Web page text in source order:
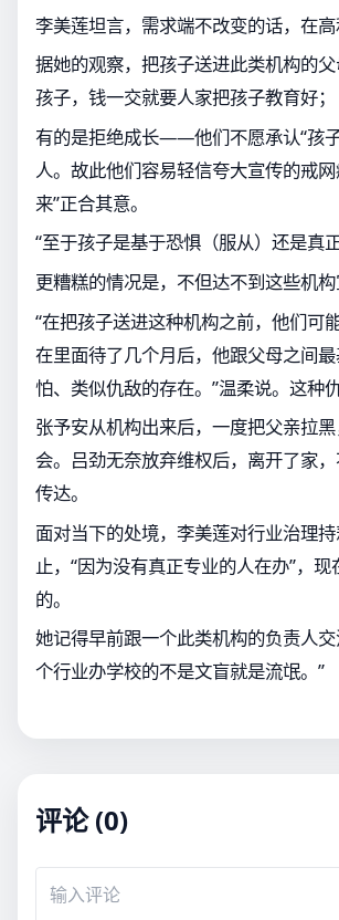
李美莲坦言，需求端不改变的话，在
据她的观察，把孩子送进此类机构的
孩子，钱一交就要人家把孩子教育好；
有的是拒绝成长——他们不愿承认“孩
人。故此他们容易轻信夸大宣传的戒
来”正合其意。
“至于孩子是基于恐惧（服从）还是真
更糟糕的情况是，不但达不到这些机
“在把孩子送进这种机构之前，他们可
在里面待了几个月后，他跟父母之间
怕、类似仇敌的存在。”温柔说。这种
张予安从机构出来后，一度把父亲拉
会。吕劲无奈放弃维权后，离开了家
传达。
面对当下的处境，李美莲对行业治理
止，“因为没有真正专业的人在办”，
的。
她记得早前跟一个此类机构的负责人
个行业办学校的不是文盲就是流氓。”
评论 (0)